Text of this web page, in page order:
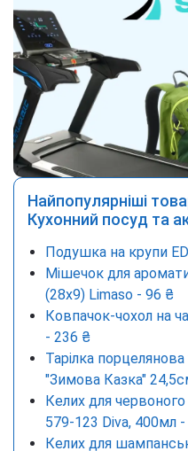
Найпопулярніші
Кухонний посуд та
Подушка на крупи
Мішечок для
(28x9) Limaso - 96 ₴
Ковпачок-чохол на
- 236 ₴
Тарілка
"Зимова Казка"
Келих для
579-123 Diva, 400мл
Келих для